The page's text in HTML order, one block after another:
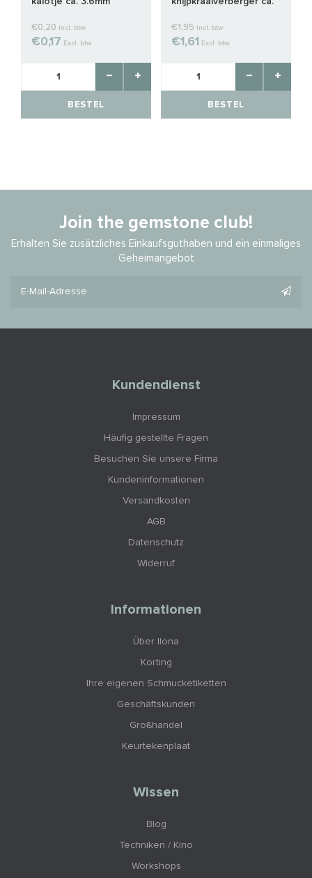
€0,20 Incl. btw
€0,17 Excl. btw
BESTEL
€1,95 Incl. btw
€1,61 Excl. btw
BESTEL
Join the gemstone club!
Erhalten Sie zusätzliches Einkaufsguthaben und ein einmaliges
Geheimangebot
Kundendienst
Impressum
Häufig gestellte Fragen
Besuchen Sie unsere Firma
Kundeninformationen
Versandkosten
AGB
Datenschutz
Widerruf
Informationen
Über Ilona
Korting
Ihre eigenen Schmucketiketten
Geschäftskunden
Großhandel
Keurtekenplaat
Wissen
Blog
Techniken / Kino
Workshops